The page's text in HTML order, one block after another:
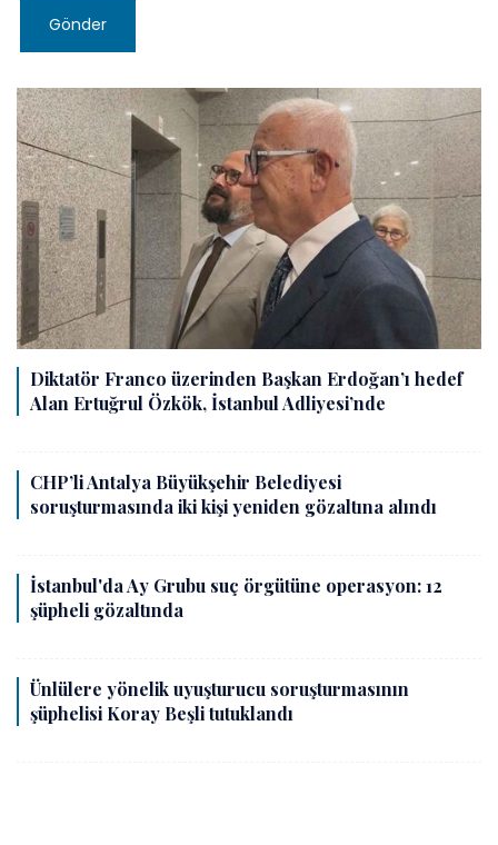
Gönder
Diktatör Franco üzerinden Başkan Erdoğan’ı hedef
Alan Ertuğrul Özkök, İstanbul Adliyesi’nde
CHP’li Antalya Büyükşehir Belediyesi
soruşturmasında iki kişi yeniden gözaltına alındı
İstanbul'da Ay Grubu suç örgütüne operasyon: 12
şüpheli gözaltında
Ünlülere yönelik uyuşturucu soruşturmasının
şüphelisi Koray Beşli tutuklandı